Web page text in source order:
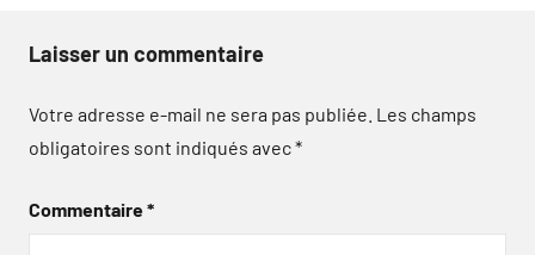
Laisser un commentaire
Votre adresse e-mail ne sera pas publiée. Les champs
obligatoires sont indiqués avec*
Commentaire*